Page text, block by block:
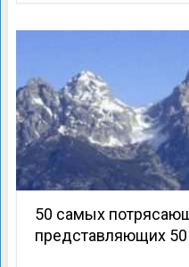
50 самых
представляющих